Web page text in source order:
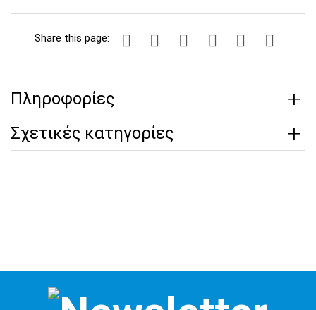
Share this page:
Πληροφορίες
Σχετικές κατηγορίες